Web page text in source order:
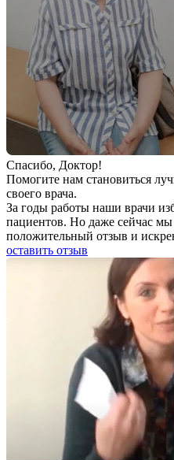
Спаcибо, Доктор!
Помогите нам становиться
своего врача.
За годы работы наши врачи
пациентов. Но даже сейчас
положительный отзыв и
оставить отзыв